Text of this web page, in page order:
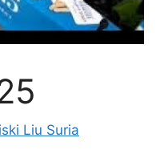
Liu Suria